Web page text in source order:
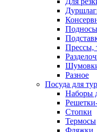
Подносы
Прессы,
Разное
Посуда для
Наборы
Стопки
Термосы
Фляжки